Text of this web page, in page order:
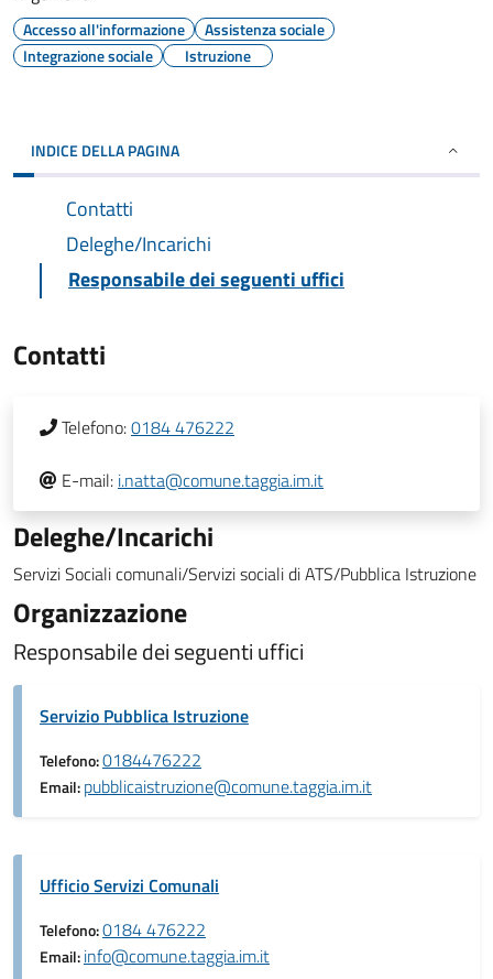
Accesso all'informazione
Assistenza sociale
Integrazione sociale
Istruzione
INDICE DELLA PAGINA
Contatti
Deleghe/Incarichi
Responsabile dei seguenti uffici
Contatti
Telefono:0184 476222
E-mail: i.natta@comune.taggia.im.it
Deleghe/Incarichi
Servizi Sociali comunali/Servizi sociali di ATS/Pubblica Istruzione
Organizzazione
Responsabile dei seguenti uffici
Servizio Pubblica Istruzione
Telefono:0184476222
Email:pubblicaistruzione@comune.taggia.im.it
Ufficio Servizi Comunali
Telefono:0184 476222
Email:info@comune.taggia.im.it